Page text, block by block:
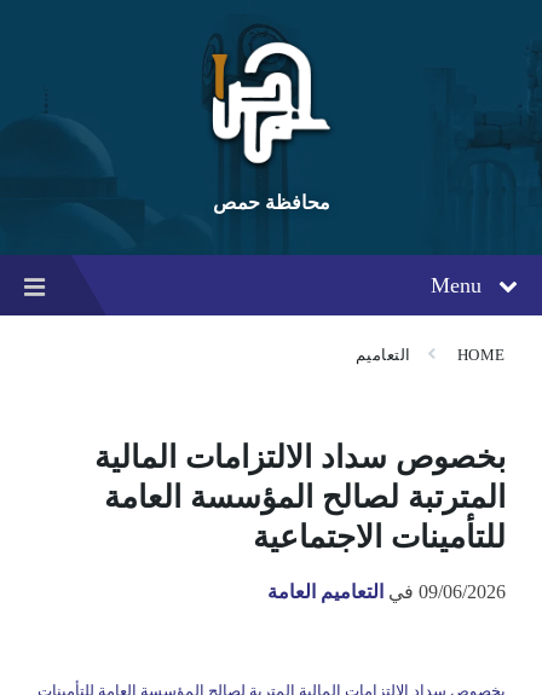
content
main
navigation
footer
محافظة حمص
Menu
HOME التعاميم
بخصوص سداد الالتزامات المالية
المترتبة لصالح المؤسسة العامة
للتأمينات الاجتماعية
09/06/2026 في التعاميم العامة
بخصوص سداد الالتزامات المالية المتربة لصالح المؤسسة العامة للتأمينات